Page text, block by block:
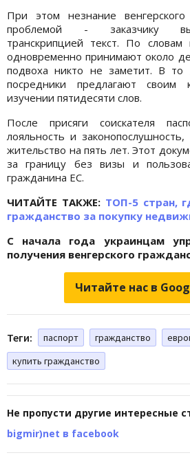
При этом незнание
проблемой - заказчику
транскрипцией текст. По словам
одновременно принимают около
подвоха никто не заметит. В
посредники предлагают
изучении пятидесяти слов.
После присяги соискателя
лояльность и
жительство на пять лет. Этот
за границу без визы и
гражданина ЕС.
ЧИТАЙТЕ ТАКЖЕ: ТОП-5 стран,
гражданство за покупку
С начала года украинцам
получения венгерского
Читайте нас в
Теги: паспорт гражданство
купить гражданство
Не пропусти другие интересные
bigmir)net в facebook